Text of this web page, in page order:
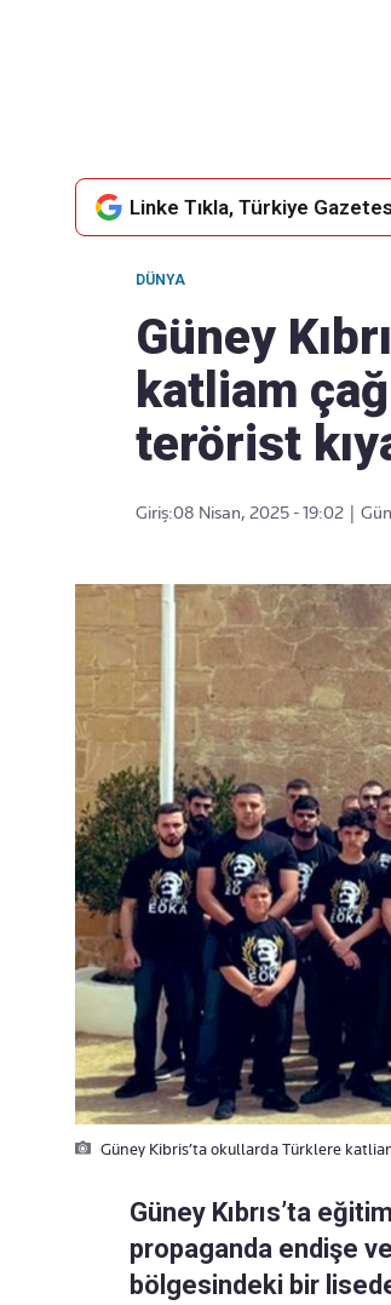
Linke Tıkla, Türkiye
DÜNYA
Güney
katliam
terörist
Giriş:08 Nisan, 2025 - 19:02
Güney Kibris’ta okullarda Türklere
Güney Kıbrıs’ta
propaganda endişe
bölgesindeki bir